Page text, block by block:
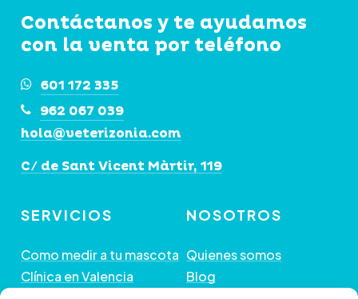
pueden
elegir
la
página
de
producto
Contáctanos y te ayudamos
con la venta por teléfono
601 172 335
962 067 039
hola@veterizonia.com
C/ de Sant Vicent Màrtir, 119
SERVICIOS
Como medir a tu mascota
Clínica en Valencia
NOSOTROS
Quienes somos
Blog